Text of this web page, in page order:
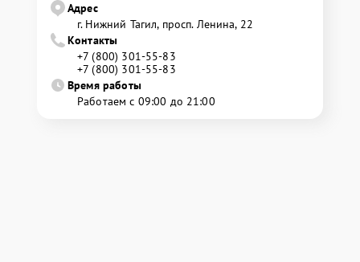
Адрес
г. Нижний Тагил, просп. Ленина, 22
Контакты
+7 (800) 301-55-83
+7 (800) 301-55-83
Время работы
Работаем с 09:00 до 21:00